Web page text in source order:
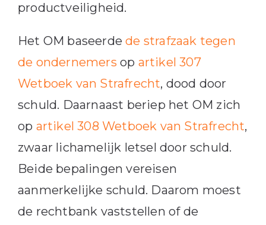
productveiligheid.
Het OM baseerdede strafzaak tegen
de ondernemers op artikel 307
Wetboek van Strafrecht, dood door
schuld. Daarnaast beriep het OM zich
op artikel 308 Wetboek van Strafrecht,
zwaar lichamelijk letsel door schuld.
Beide bepalingen vereisen
aanmerkelijke schuld. Daarom moest
de rechtbank vaststellen of de